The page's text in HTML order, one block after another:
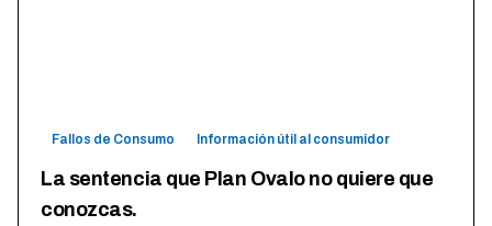
Fallos de Consumo Información útil al consumidor
La sentencia que Plan Ovalo no quiere que
conozcas.